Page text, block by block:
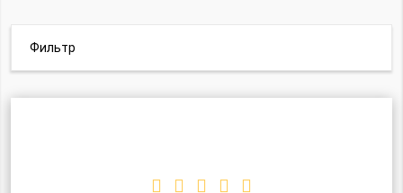
Фильтр